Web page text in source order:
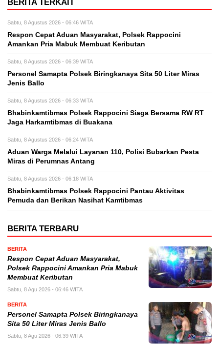
BERITA TERKAIT
Sabtu, 8 Agustus 2026 - 06:46 WITA
Respon Cepat Aduan Masyarakat, Polsek Rappocini
Amankan Pria Mabuk Membuat Keributan
Sabtu, 8 Agustus 2026 - 06:39 WITA
Personel Samapta Polsek Biringkanaya Sita 50 Liter Miras
Jenis Ballo
Sabtu, 8 Agustus 2026 - 06:33 WITA
Bhabinkamtibmas Polsek Rappocini Siaga Bersama RW RT
Jaga Harkamtibmas di Buakana
Sabtu, 8 Agustus 2026 - 06:24 WITA
Aduan Warga Melalui Layanan 110, Polisi Bubarkan Pesta
Miras di Perumnas Antang
Sabtu, 8 Agustus 2026 - 06:18 WITA
Bhabinkamtibmas Polsek Rappocini Pantau Aktivitas
Pemuda dan Berikan Nasihat Kamtibmas
BERITA TERBARU
BERITA
Respon Cepat Aduan Masyarakat,
Polsek Rappocini Amankan Pria Mabuk
Membuat Keributan
Sabtu, 8 Agu 2026 - 06:46 WITA
BERITA
Personel Samapta Polsek Biringkanaya
Sita 50 Liter Miras Jenis Ballo
Sabtu, 8 Agu 2026 - 06:39 WITA